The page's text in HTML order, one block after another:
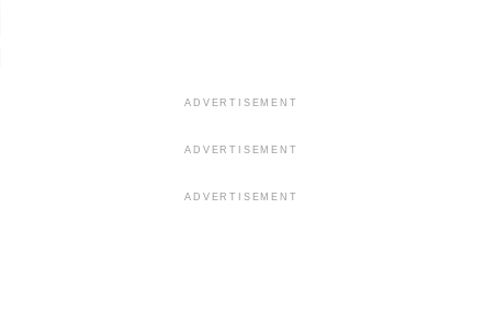
ADVERTISEMENT
ADVERTISEMENT
ADVERTISEMENT